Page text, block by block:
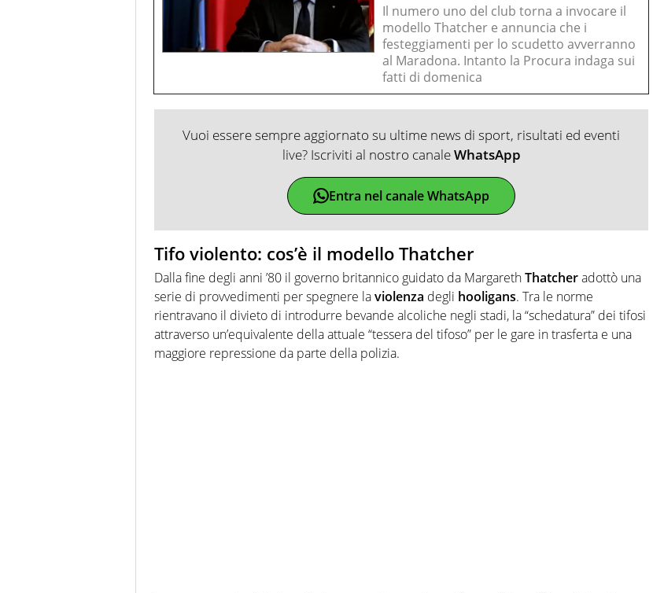
Il numero uno del club torna a invocare il
modello Thatcher e annuncia che i
festeggiamenti per lo scudetto avverranno
al Maradona. Intanto la Procura indaga sui
fatti di domenica
Vuoi essere sempre aggiornato su ultime news di sport, risultati ed eventi
live? Iscriviti al nostro canaleWhatsApp
Entra nel canale WhatsApp
Tifo violento: cos’è il modello Thatcher
Dalla fine degli anni ’80 il governo britannico guidato da MargarethThatcheradottò una
serie di provvedimenti per spegnere laviolenza degli hooligans. Tra le norme
rientravano il divieto di introdurre bevande alcoliche negli stadi, la “schedatura” dei tifosi
attraverso un’equivalente della attuale “tessera del tifoso” per le gare in trasferta e una
maggiore repressione da parte della polizia.